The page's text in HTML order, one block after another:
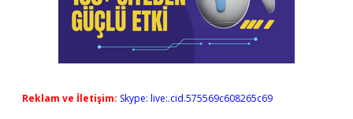
Reklam ve İletişim: Skype: live:.cid.575569c608265c69